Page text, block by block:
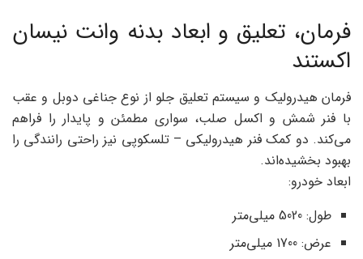
فرمان، تعلیق و ابعاد بدنه وانت نیسان
اکستند
فرمان هیدرولیک و سیستم تعلیق جلو از نوع جناغی دوبل و عقب
با فنر شمش و اکسل صلب، سواری مطمئن و پایدار را فراهم
می‌کند. دو کمک فنر هیدرولیکی – تلسکوپی نیز راحتی رانندگی را
بهبود بخشیده‌اند.
ابعاد خودرو:
طول: 5020 میلی‌متر
عرض: 1700 میلی‌متر